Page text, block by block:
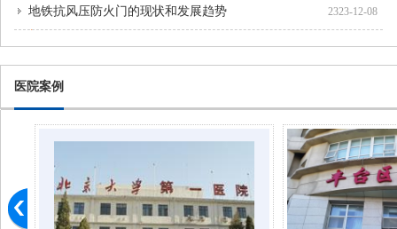
地铁抗风压防火门的现状和发展趋势 2323-12-08
医院案例